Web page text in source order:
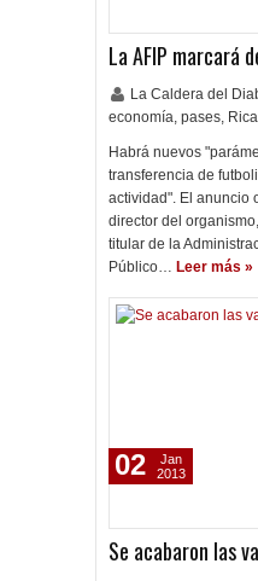
La AFIP marcará
La Caldera del
economía, pases,
Habrá nuevos
transferencia de
actividad". El anuncio
director del
titular de la
Público… Leer más »
Se acabaron las
02
Jan
2013